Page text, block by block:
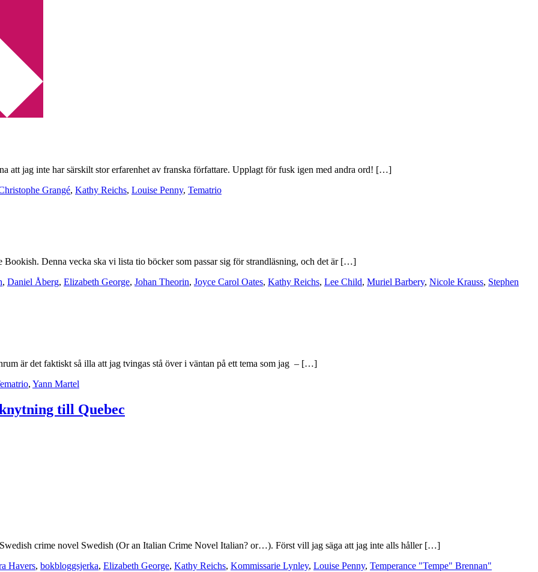
att jag inte har särskilt stor erfarenhet av franska författare. Upplagt för fusk igen med andra ord! […]
Grangé, Kathy Reichs, Louise Penny, Tematrio
Bookish. Denna vecka ska vi lista tio böcker som passar sig för strandläsning, och det är […]
, Daniel Åberg, Elizabeth George, Johan Theorin, Joyce Carol Oates, Kathy Reichs, Lee Child, Muriel Barbery, Nicole Krauss, Stephen
är det faktiskt så illa att jag tvingas stå över i väntan på ett tema som jag – […]
, Yann Martel
till Quebec
crime novel Swedish (Or an Italian Crime Novel Italian? or…). Först vill jag säga att jag inte alls håller […]
Havers, bokbloggsjerka, Elizabeth George, Kathy Reichs, Kommissarie Lynley, Louise Penny, Temperance "Tempe" Brennan"